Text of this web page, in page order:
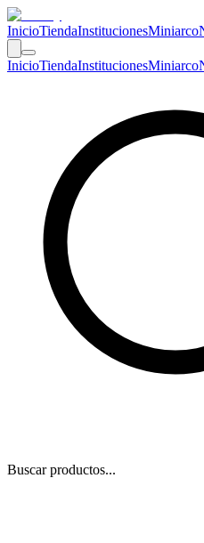
InicioTiendaInstitucionesMiniarco
InicioTiendaInstitucionesMiniarco
Buscar productos...